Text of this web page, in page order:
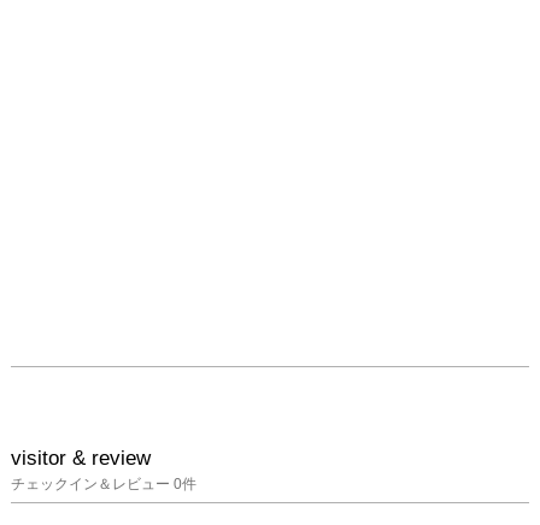
visitor & review
チェックイン＆レビュー 0件